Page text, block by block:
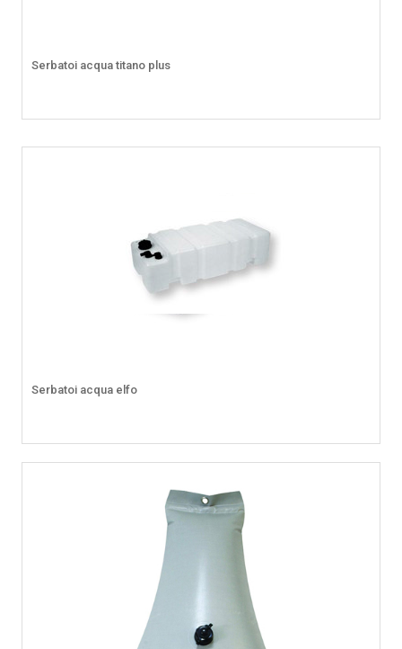
Serbatoi acqua titano plus
Serbatoi acqua elfo